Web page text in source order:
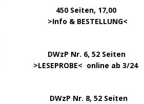
450 Seiten, 17,00
>Info & BESTELLUNG<
DWzP Nr. 6, 52 Seiten
>LESEPROBE< online ab 3/24
DWzP Nr. 8, 52 Seiten